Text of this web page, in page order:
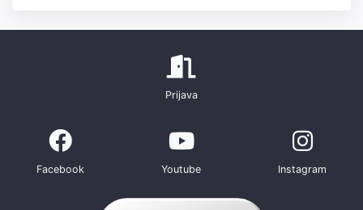
Prijava
Facebook Youtube Instagram